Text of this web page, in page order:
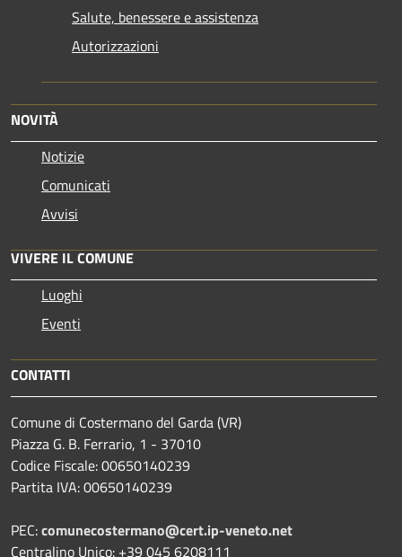
Salute, benessere e assistenza
Autorizzazioni
NOVITÀ
Notizie
Comunicati
Avvisi
VIVERE IL COMUNE
Luoghi
Eventi
CONTATTI
Comune di Costermano del Garda (VR)
Piazza G. B. Ferrario, 1 - 37010
Codice Fiscale: 00650140239
Partita IVA: 00650140239
PEC:comunecostermano@cert.ip-veneto.net
Centralino Unico: +39 045 6208111